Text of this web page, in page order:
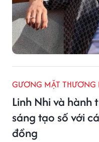
GƯƠNG MẶT THƯƠNG
Linh Nhi và
sáng tạo số với
đồng